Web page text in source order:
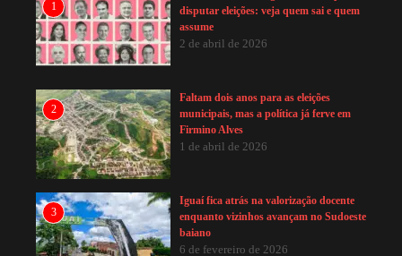
1
disputar eleições: veja quem sai e quem
assume
2 de abril de 2026
2
Faltam dois anos para as eleições
municipais, mas a política já ferve em
Firmino Alves
1 de abril de 2026
3
Iguaí fica atrás na valorização docente
enquanto vizinhos avançam no Sudoeste
baiano
6 de fevereiro de 2026